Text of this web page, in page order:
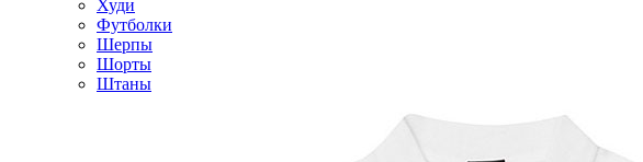
Худи
Футболки
Шерпы
Шорты
Штаны